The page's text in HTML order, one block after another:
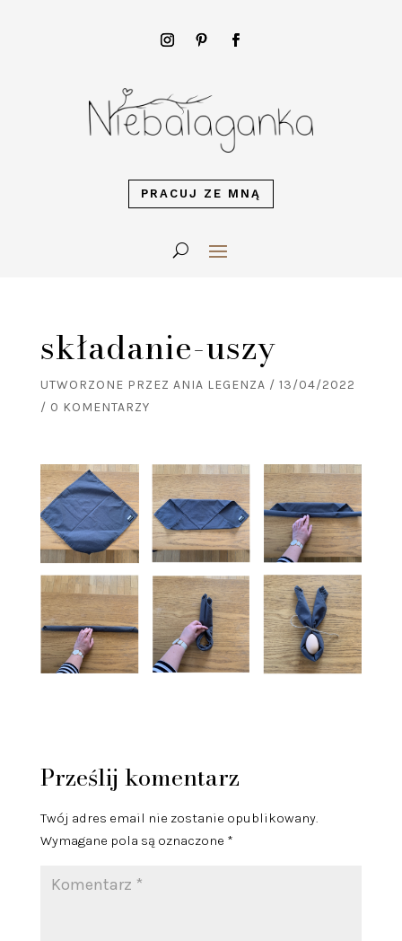
PRACUJ ZE MNĄ
składanie-uszy
UTWORZONE PRZEZ ANIA LEGENZA / 13/04/2022
/ 0 KOMENTARZY
Prześlij komentarz
Twój adres email nie zostanie opublikowany.
Wymagane pola są oznaczone *